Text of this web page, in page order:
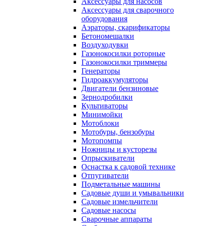
Аксессуары для сварочного
оборудования
Аэраторы, скарификаторы
Бетономешалки
Воздуходувки
Газонокосилки роторные
Газонокосилки триммеры
Генераторы
Гидроаккумуляторы
Двигатели бензиновые
Зернодробилки
Культиваторы
Минимойки
Мотоблоки
Мотобуры, бензобуры
Мотопомпы
Ножницы и кусторезы
Опрыскиватели
Оснастка к садовой технике
Отпугиватели
Подметальные машины
Садовые души и умывальники
Садовые измельчители
Садовые насосы
Сварочные аппараты